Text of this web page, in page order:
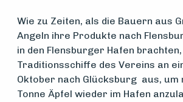
Søk
om
midler
Wie zu Zeiten, als die Bauern aus
Angeln ihre Produkte nach
in den Flensburger Hafen
Traditionsschiffe des Vereins an
Oktober nach Glücksburg aus, um
Tonne Äpfel wieder im Hafen